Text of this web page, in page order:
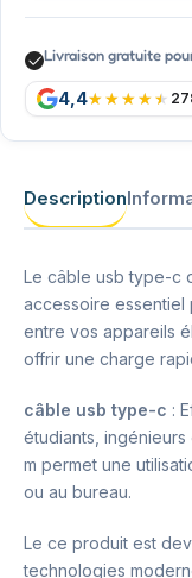
Livraison gratuite
4,4
Description
Le câble usb type-c
accessoire essentiel
entre vos appareils
offrir une charge
câble usb type-c :
étudiants, ingénieurs
m permet une
ou au bureau.
Le ce produit est
technologies